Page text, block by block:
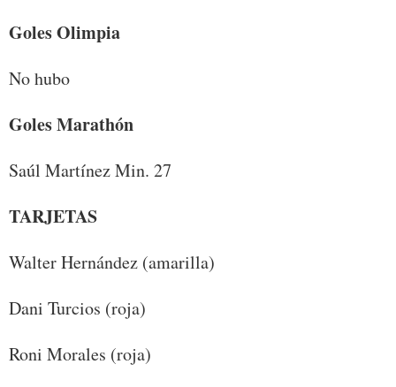
Goles Olimpia
No hubo
Goles Marathón
Saúl Martínez Min. 27
TARJETAS
Walter Hernández (amarilla)
Dani Turcios (roja)
Roni Morales (roja)